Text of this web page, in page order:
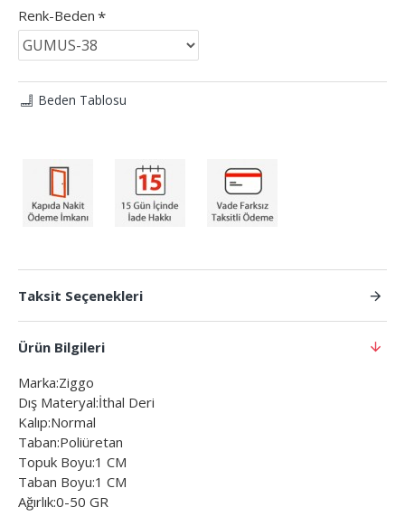
Renk-Beden
Beden Tablosu
Taksit Seçenekleri
Ürün Bilgileri
Marka:Ziggo
Dış Materyal:İthal Deri
Kalıp:Normal
Taban:Poliüretan
Topuk Boyu:1 CM
Taban Boyu:1 CM
Ağırlık:0-50 GR